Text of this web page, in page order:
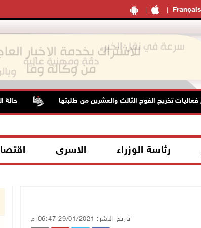
Français
تخريج الفوج الثالث والعشرين من طلبتها حالة
رئاسة الوزراء الاسرى
تاريخ النشر: 29/01/2021 06:47 م